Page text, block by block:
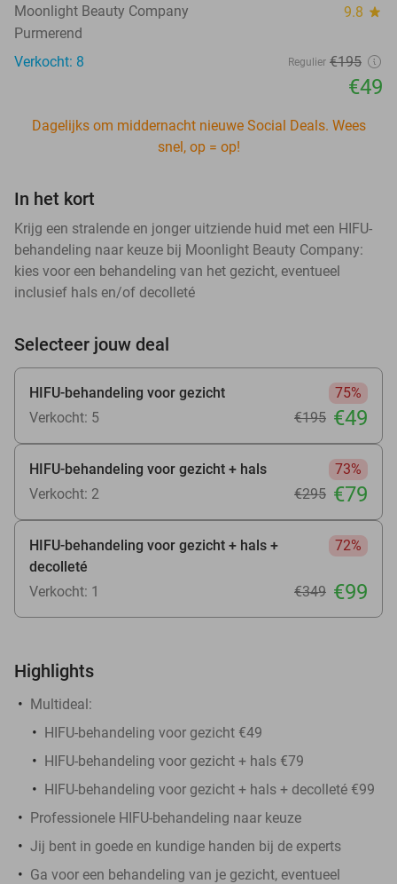
Moonlight Beauty Company 9.8 star
Purmerend
Verkocht: 8
Regulier €195
€49
Dagelijks om middernacht nieuwe Social Deals. Wees
snel, op = op!
In het kort
Krijg een stralende en jonger uitziende huid met een HIFU-
behandeling naar keuze bij Moonlight Beauty Company:
kies voor een behandeling van het gezicht, eventueel
inclusief hals en/of decolleté
Selecteer jouw deal
HIFU-behandeling voor gezicht
75%
Verkocht: 5
€195 €49
HIFU-behandeling voor gezicht + hals
73%
Verkocht: 2
€295 €79
HIFU-behandeling voor gezicht + hals +
decolleté
72%
Verkocht: 1 €349 €99
Highlights
Multideal:
HIFU-behandeling voor gezicht €49
HIFU-behandeling voor gezicht + hals €79
HIFU-behandeling voor gezicht + hals + decolleté €99
Professionele HIFU-behandeling naar keuze
Jij bent in goede en kundige handen bij de experts
Ga voor een behandeling van je gezicht, eventueel